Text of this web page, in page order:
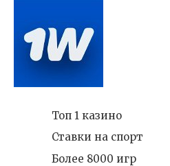
Топ 1 казино
Ставки на спорт
Более 8000 игр